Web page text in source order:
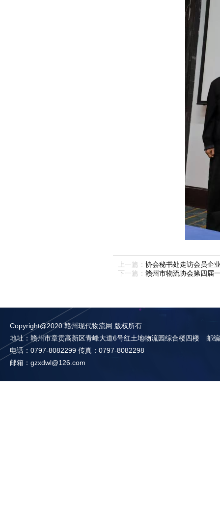
上一篇： 协会秘书处走访会员企
下一篇： 赣州市物流协会第四届
Copyright@2020 赣州现代物流网 版权所有
地址：赣州市章贡高新区青峰大道6号红土地物流园综合楼四楼 邮
电话：0797-8082299 传真：0797-8082298
邮箱：gzxdwl@126.com